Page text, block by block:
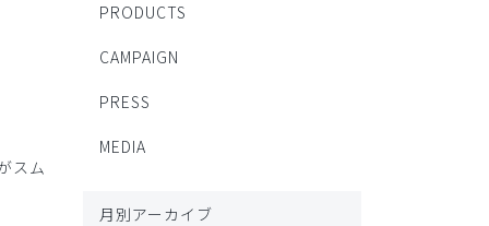
スム
PRODUCTS
CAMPAIGN
PRESS
MEDIA
月別アーカイブ